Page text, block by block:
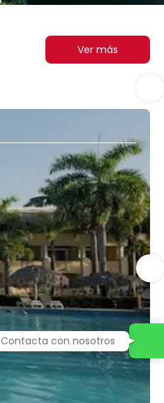
Ver más
Contacta con nosotros